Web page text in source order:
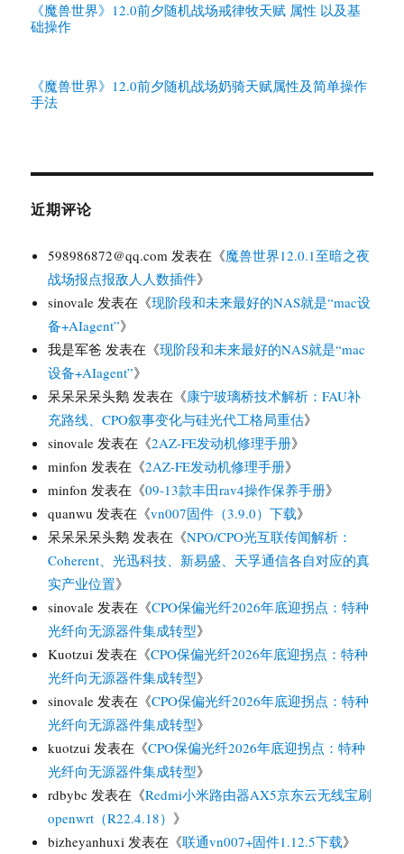
《魔兽世界》12.0前夕随机战场戒律牧天赋 属性 以及基
础操作
《魔兽世界》12.0前夕随机战场奶骑天赋属性及简单操作
手法
近期评论
598986872@qq.com 发表在《魔兽世界12.0.1至暗之夜
战场报点报敌人人数插件》
sinovale 发表在《现阶段和未来最好的NAS就是“mac设
备+AIagent”》
我是军爸 发表在《现阶段和未来最好的NAS就是“mac
设备+AIagent”》
呆呆呆呆头鹅 发表在《康宁玻璃桥技术解析：FAU补
充路线、CPO叙事变化与硅光代工格局重估》
sinovale 发表在《2AZ-FE发动机修理手册》
minfon 发表在《2AZ-FE发动机修理手册》
minfon 发表在《09-13款丰田rav4操作保养手册》
quanwu 发表在《vn007固件（3.9.0）下载》
呆呆呆呆头鹅 发表在《NPO/CPO光互联传闻解析：
Coherent、光迅科技、新易盛、天孚通信各自对应的真
实产业位置》
sinovale 发表在《CPO保偏光纤2026年底迎拐点：特种
光纤向无源器件集成转型》
Kuotzui 发表在《CPO保偏光纤2026年底迎拐点：特种
光纤向无源器件集成转型》
sinovale 发表在《CPO保偏光纤2026年底迎拐点：特种
光纤向无源器件集成转型》
kuotzui 发表在《CPO保偏光纤2026年底迎拐点：特种
光纤向无源器件集成转型》
rdbybc 发表在《Redmi小米路由器AX5京东云无线宝刷
openwrt（R22.4.18） 》
bizheyanhuxi 发表在《联通vn007+固件1.12.5下载》